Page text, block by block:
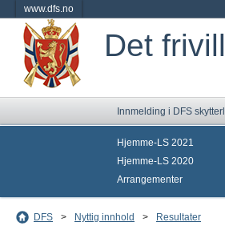
www.dfs.no
Det
Innmelding i DFS
Hjemme-LS 2021
Hjemme-LS 2020
Arrangementer
DFS > Nyttig innhold > Resultater